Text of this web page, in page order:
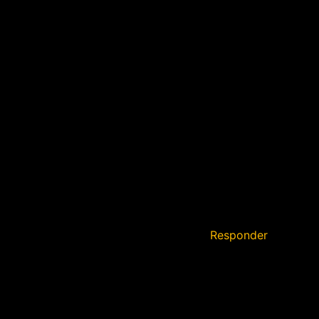
Responder